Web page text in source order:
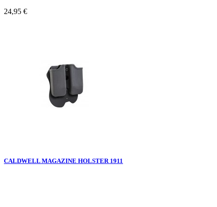
24,95 €
CALDWELL MAGAZINE HOLSTER 1911